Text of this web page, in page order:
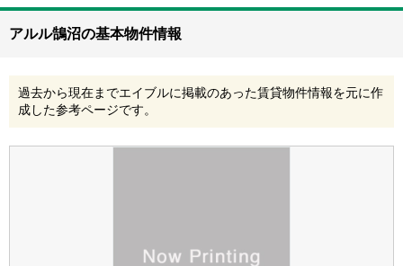
アルル鵠沼の基本物件情報
過去から現在までエイブルに掲載のあった賃貸物件情報を元に作
成した参考ページです。